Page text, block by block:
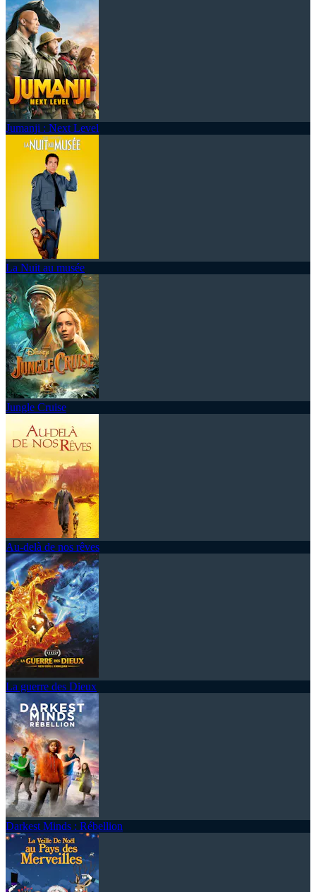
Jumanji : Next Level
La Nuit au musée
Jungle Cruise
Au-delà de nos rêves
La guerre des Dieux
Darkest Minds : Rébellion